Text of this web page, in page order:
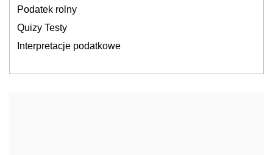
Podatek rolny
Quizy Testy
Interpretacje podatkowe